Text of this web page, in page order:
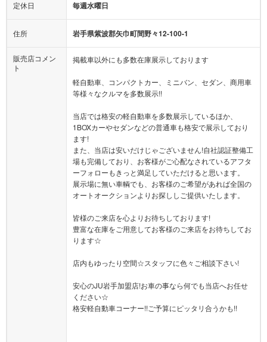
定休日 毎週水曜日
住所 岩手県紫波郡矢巾町間野々12-100-1
販売店コメン
ト
掲載車以外にも多数在庫展示しております
軽自動車、コンパクトカー、ミニバン、セダン、商用車
等様々なクルマを多数展示!!
当店では格安の軽自動車を多数展示しているほか、
1BOXカーやセダンなどの普通車も格安で展示しており
ます!
また、当店は安いだけじゃございません!自社認証整備工
場も完備しており、お客様がご心配なされているアフタ
ーフォローもきっと満足していただけると思います。
展示場に無い車輌でも、お客様のご希望があれば全国の
オートオークションよりお探ししご提供いたします。
皆様のご来店を心よりお待ちしております!
豊富な在庫をご用意してお客様のご来店をお待ちしてお
ります☆
店内もゆったり空間☆スタッフに色々ご相談下さい!
安心のJU岩手加盟店!お車の事なら何でも当店へお任せ
ください☆
格安軽自動車コーナー!!ご予算にピッタリ合うかも!!